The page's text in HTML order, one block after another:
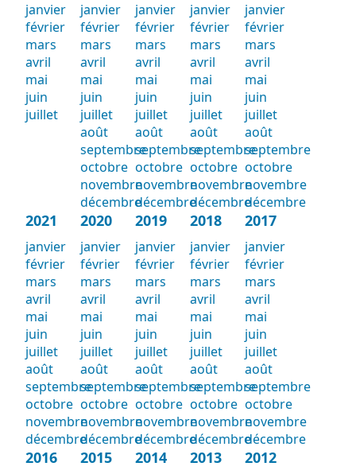
janvier
février
mars
avril
mai
juin
juillet
janvier
février
mars
avril
mai
juin
juillet
août
septembre
octobre
novembre
décembre
janvier
février
mars
avril
mai
juin
juillet
août
septembre
octobre
novembre
décembre
janvier
février
mars
avril
mai
juin
juillet
août
septembre
octobre
novembre
décembre
janvier
février
mars
avril
mai
juin
juillet
août
septembre
octobre
novembre
décembre
2021
janvier
février
mars
avril
mai
juin
juillet
août
septembre
octobre
novembre
décembre
2020
janvier
février
mars
avril
mai
juin
juillet
août
septembre
octobre
novembre
décembre
2019
janvier
février
mars
avril
mai
juin
juillet
août
septembre
octobre
novembre
décembre
2018
janvier
février
mars
avril
mai
juin
juillet
août
septembre
octobre
novembre
décembre
2017
janvier
février
mars
avril
mai
juin
juillet
août
septembre
octobre
novembre
décembre
2016 2015 2014 2013 2012